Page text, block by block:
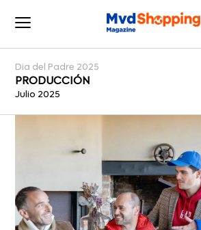
Dia del Padre 2025
PRODUCCIÓN
Julio 2025